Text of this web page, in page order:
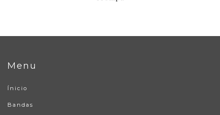
Menu
Ínicio
Bandas